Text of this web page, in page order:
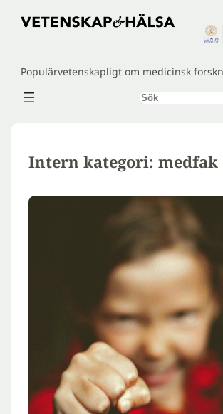
Hoppa
Populärvetenskapligt om medicinsk
Sök
Intern kategori: medfak